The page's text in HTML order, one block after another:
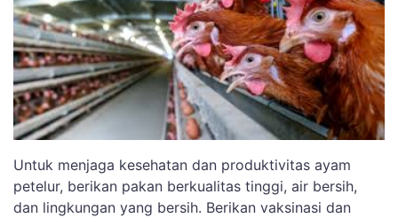
Untuk menjaga kesehatan dan produktivitas ayam
petelur, berikan pakan berkualitas tinggi, air bersih,
dan lingkungan yang bersih. Berikan vaksinasi dan